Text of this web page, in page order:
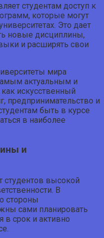
студентам доступ к
которые могут
Это дает
новые дисциплины,
и расширять свои
мира
актуальным и
искусственный
предпринимательство и
быть в курсе
в наиболее
и
студентов высокой
В
стороны
сами планировать
в срок и активно